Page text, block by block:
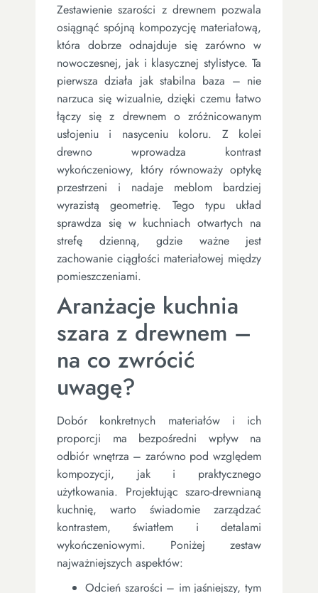
Zestawienie szarości z drewnem pozwala
osiągnąć spójną kompozycję materiałową,
która dobrze odnajduje się zarówno w
nowoczesnej, jak i klasycznej stylistyce. Ta
pierwsza działa jak stabilna baza – nie
narzuca się wizualnie, dzięki czemu łatwo
łączy się z drewnem o zróżnicowanym
usłojeniu i nasyceniu koloru. Z kolei
drewno wprowadza kontrast
wykończeniowy, który równoważy optykę
przestrzeni i nadaje meblom bardziej
wyrazistą geometrię. Tego typu układ
sprawdza się w kuchniach otwartych na
strefę dzienną, gdzie ważne jest
zachowanie ciągłości materiałowej między
pomieszczeniami.
Aranżacje kuchnia
szara z drewnem –
na co zwrócić
uwagę?
Dobór konkretnych materiałów i ich
proporcji ma bezpośredni wpływ na
odbiór wnętrza – zarówno pod względem
kompozycji, jak i praktycznego
użytkowania. Projektując szaro-drewnianą
kuchnię, warto świadomie zarządzać
kontrastem, światłem i detalami
wykończeniowymi. Poniżej zestaw
najważniejszych aspektów:
Odcień szarości – im jaśniejszy, tym